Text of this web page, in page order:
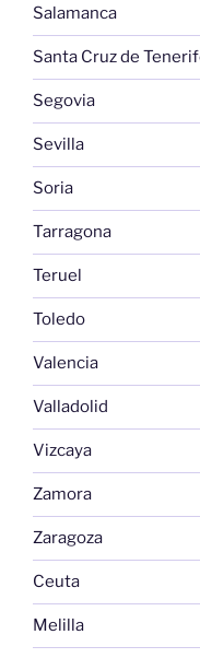
Salamanca
Santa Cruz de
Segovia
Sevilla
Soria
Tarragona
Teruel
Toledo
Valencia
Valladolid
Vizcaya
Zamora
Zaragoza
Ceuta
Melilla